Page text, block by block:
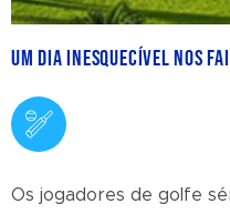
Um dia inesquecível nos
Os jogadores de golfe